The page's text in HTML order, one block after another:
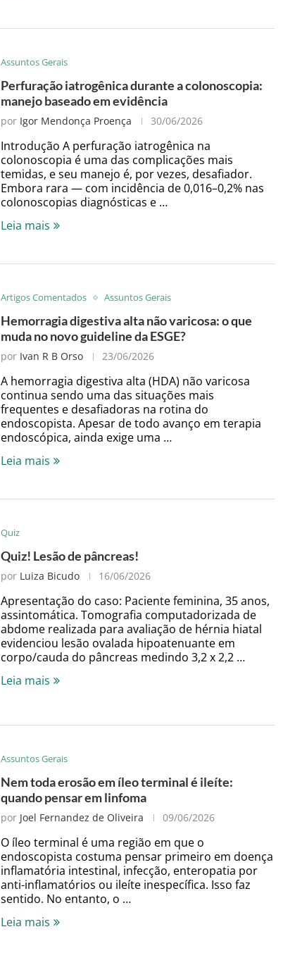
Assuntos Gerais
Perfuração iatrogênica durante a colonoscopia:
manejo baseado em evidência
por Igor Mendonça Proença 30/06/2026
Introdução A perfuração iatrogênica na
colonoscopia é uma das complicações mais
temidas, e seu manejo é, por vezes, desafiador.
Embora rara — com incidência de 0,016–0,2% nas
colonoscopias diagnósticas e …
Leia mais
Artigos Comentados Assuntos Gerais
Hemorragia digestiva alta não varicosa: o que
muda no novo guideline da ESGE?
por Ivan R B Orso 23/06/2026
A hemorragia digestiva alta (HDA) não varicosa
continua sendo uma das situações mais
frequentes e desafiadoras na rotina do
endoscopista. Apesar de todo avanço em terapia
endoscópica, ainda exige uma …
Leia mais
Quiz
Quiz! Lesão de pâncreas!
por Luiza Bicudo 16/06/2026
Apresentação do caso: Paciente feminina, 35 anos,
assintomática. Tomografia computadorizada de
abdome realizada para avaliação de hérnia hiatal
evidenciou lesão ovalada hipoatenuante em
corpo/cauda do pâncreas medindo 3,2 x 2,2 …
Leia mais
Assuntos Gerais
Nem toda erosão em íleo terminal é ileíte:
quando pensar em linfoma
por Joel Fernandez de Oliveira 09/06/2026
O íleo terminal é uma região em que o
endoscopista costuma pensar primeiro em doença
inflamatória intestinal, infecção, enteropatia por
anti-inflamatórios ou ileíte inespecífica. Isso faz
sentido. No entanto, o …
Leia mais